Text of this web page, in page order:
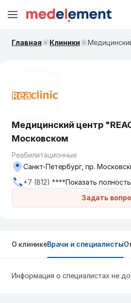
Главная Клиники
Медицинский центр
Московском
Реабилитационные
Задать
Санкт-Петербург, пр.
+7 (812) ****Показать
О клиникеВрачи и специалисты
Информация о специалистах не